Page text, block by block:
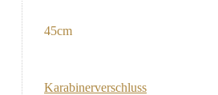
45cm
Karabinerverschluss